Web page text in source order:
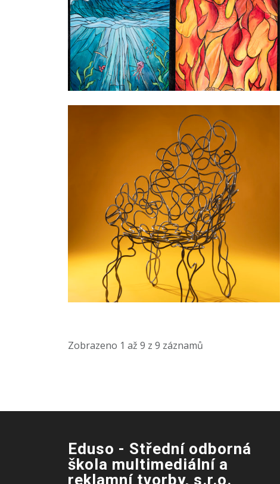
Zobrazeno 1 až 9 z 9 záznamů
Eduso - Střední odborná
škola multimediální a
reklamní tvorby, s.r.o.